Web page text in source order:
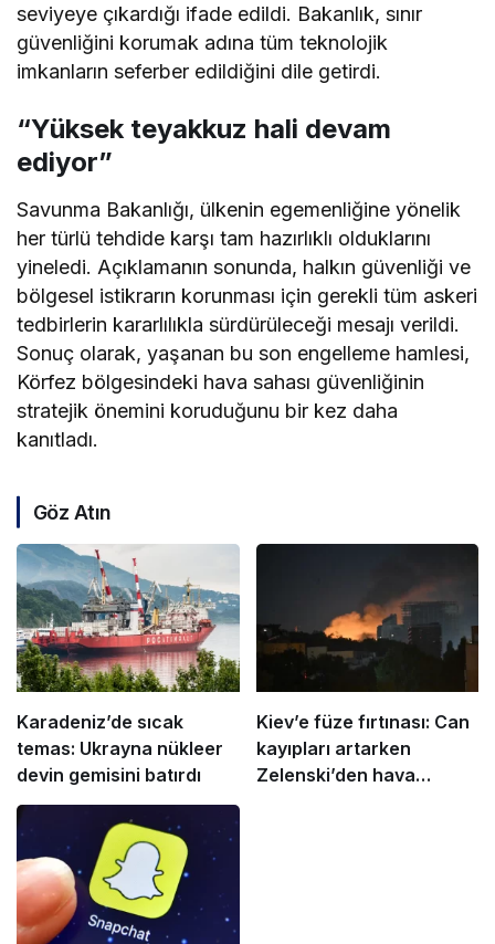
seviyeye çıkardığı ifade edildi. Bakanlık, sınır
güvenliğini korumak adına tüm teknolojik
imkanların seferber edildiğini dile getirdi.
“Yüksek teyakkuz hali devam
ediyor”
Savunma Bakanlığı, ülkenin egemenliğine yönelik
her türlü tehdide karşı tam hazırlıklı olduklarını
yineledi. Açıklamanın sonunda, halkın güvenliği ve
bölgesel istikrarın korunması için gerekli tüm askeri
tedbirlerin kararlılıkla sürdürüleceği mesajı verildi.
Sonuç olarak, yaşanan bu son engelleme hamlesi,
Körfez bölgesindeki hava sahası güvenliğinin
stratejik önemini koruduğunu bir kez daha
kanıtladı.
Göz Atın
Karadeniz’de sıcak
temas: Ukrayna nükleer
devin gemisini batırdı
Kiev’e füze fırtınası: Can
kayıpları artarken
Zelenski’den hava